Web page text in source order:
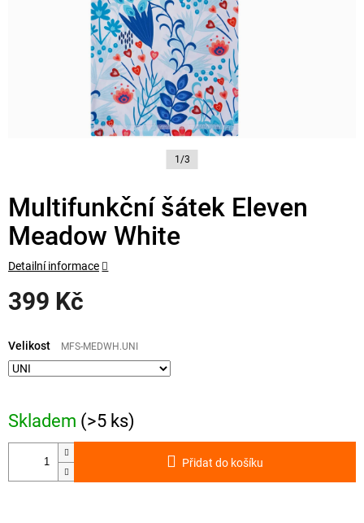
1/3
Multifunkční šátek Eleven
Meadow White
399 Kč
cena:
Skladem (>5 ks)
Velikost MFS-MEDWH.UNI
Přidat do košíku
Detailní informace